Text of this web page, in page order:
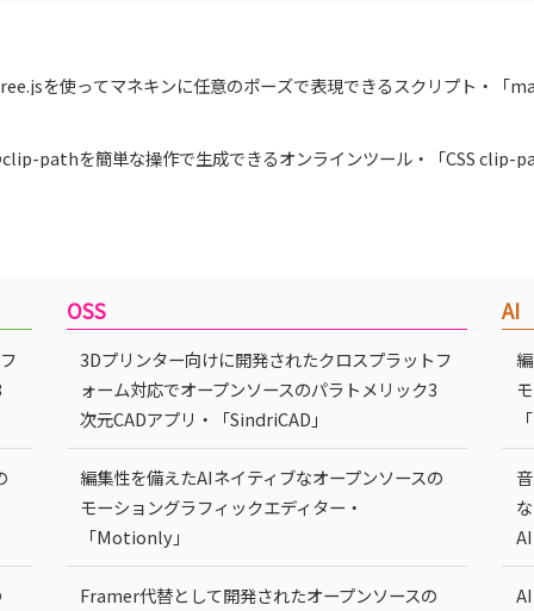
を使ってマネキンに任意のポーズで表現できるスクリプト・「
clip-pathを簡単な操作で生成できるオンラインツール・「CSS clip-
OSS
3Dプリンター向けに開発されたクロスプラットフ
ォーム対応でオープンソースのパラトメリック3
次元CADアプリ・「SindriCAD」
編集性を備えたAIネイティブなオープンソースの
モーショングラフィックエディター・
「Motionly」
Framer代替として開発されたオープンソースの
AI